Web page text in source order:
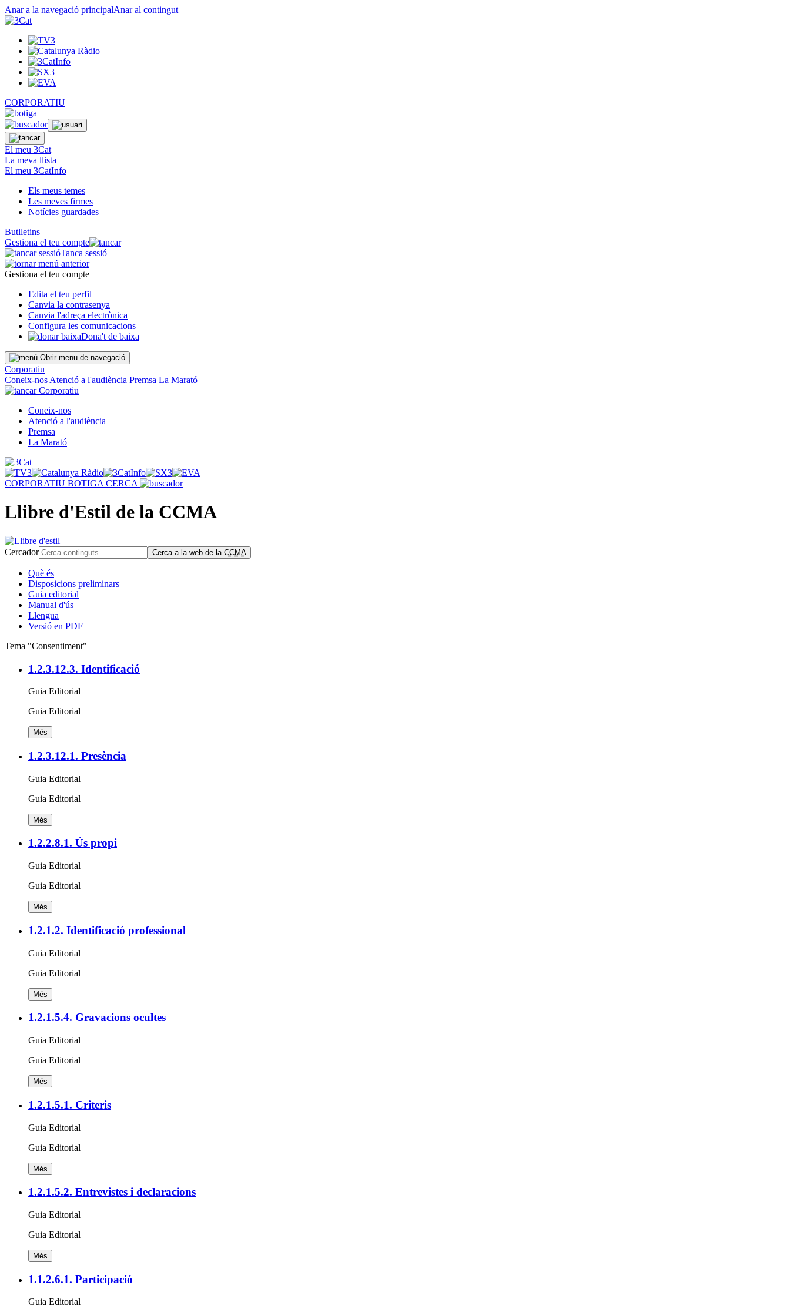
Anar a la navegació principalAnar al contingut
CORPORATIU
El meu 3Cat
La meva llista
El meu 3CatInfo
Els meus temes
Les meves firmes
Notícies guardades
Butlletins
Gestiona el teu compte
Tanca sessió
Gestiona el teu compte
Edita el teu perfil
Canvia la contrasenya
Canvia l'adreça electrònica
Configura les comunicacions
Dona't de baixa
Obrir menu de navegació
Corporatiu
Coneix-nos Atenció a l'audiència Premsa La Marató
Corporatiu
Coneix-nos
Atenció a l'audiència
Premsa
La Marató
CORPORATIU BOTIGA CERCA
Llibre d'Estil de la CCMA
Cercador Cerca a la web de la CCMA
Què és
Disposicions preliminars
Guia editorial
Manual d'ús
Llengua
Versió en PDF
Tema "Consentiment"
1.2.3.12.3. Identificació
Guia Editorial
Guia Editorial
Més
1.2.3.12.1. Presència
Guia Editorial
Guia Editorial
Més
1.2.2.8.1. Ús propi
Guia Editorial
Guia Editorial
Més
1.2.1.2. Identificació professional
Guia Editorial
Guia Editorial
Més
1.2.1.5.4. Gravacions ocultes
Guia Editorial
Guia Editorial
Més
1.2.1.5.1. Criteris
Guia Editorial
Guia Editorial
Més
1.2.1.5.2. Entrevistes i declaracions
Guia Editorial
Guia Editorial
Més
1.1.2.6.1. Participació
Guia Editorial